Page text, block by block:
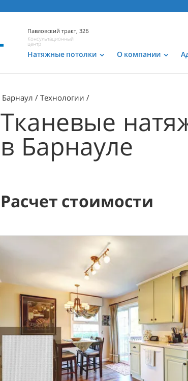
Павловский тракт, 32Б
Консультационный
центр
Натяжные потолки О компании
Барнаул Технологии
Тканевые
в Барнауле
Расчет стоимости